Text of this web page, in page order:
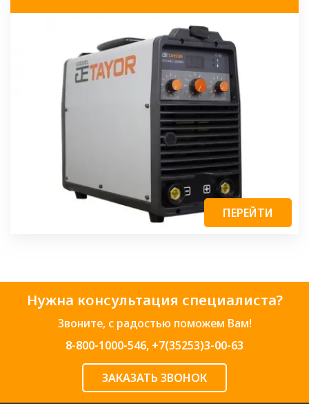
ПЕРЕЙТИ
Нужна консультация специалиста?
Звоните, с радостью поможем Вам!
8-800-1000-546, +7(35253)3-00-63
ЗАКАЗАТЬ ЗВОНОК